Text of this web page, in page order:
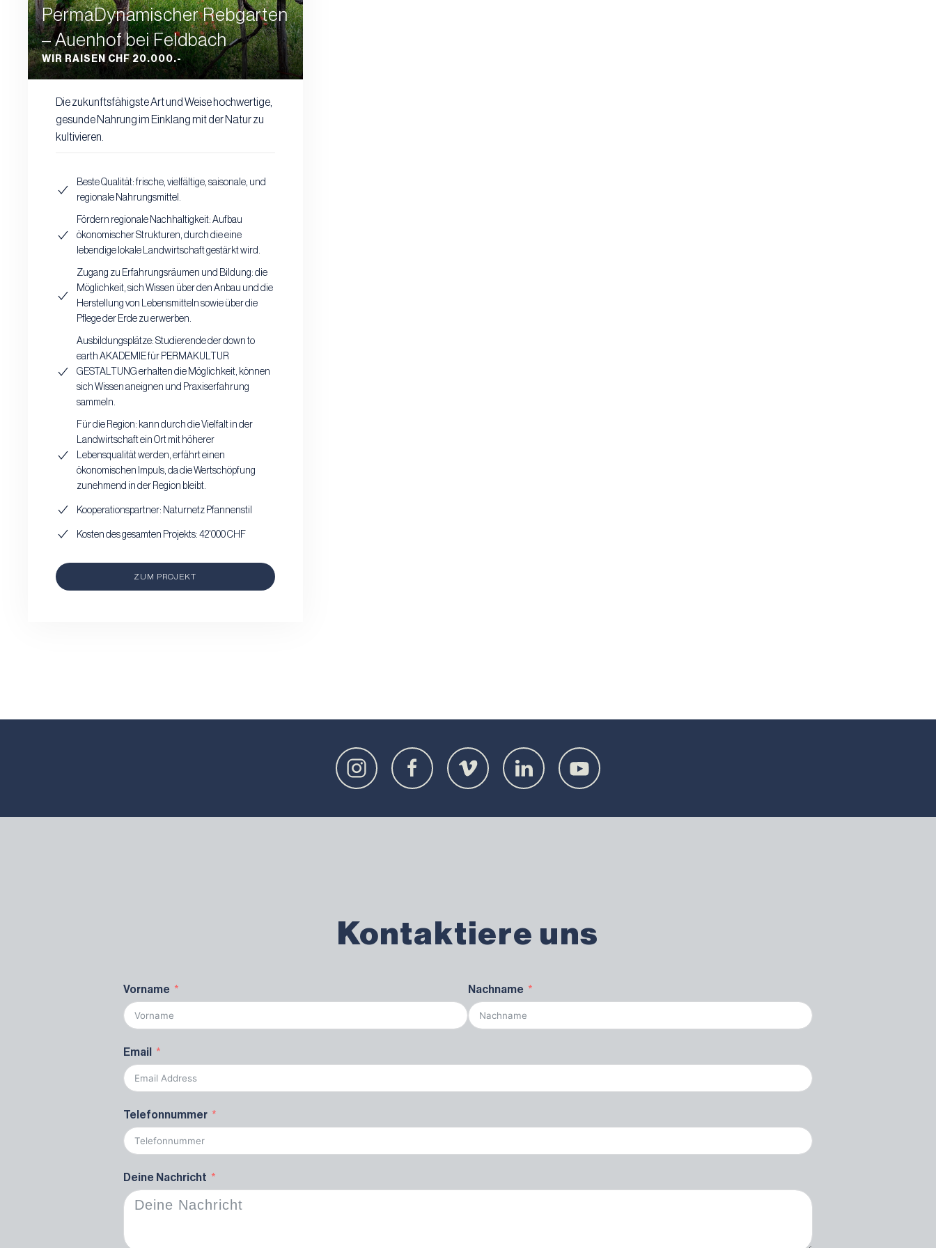
PermaDynamischer Rebgarten
– Auenhof bei Feldbach
WIR RAISEN CHF 20.000.-
Die zukunftsfähigste Art und Weise hochwertige,
gesunde Nahrung im Einklang mit der Natur zu
kultivieren.
Beste Qualität: frische, vielfältige, saisonale, und
regionale Nahrungsmittel.
Fördern regionale Nachhaltigkeit: Aufbau
ökonomischer Strukturen, durch die eine
lebendige lokale Landwirtschaft gestärkt wird.
Zugang zu Erfahrungsräumen und Bildung: die
Möglichkeit, sich Wissen über den Anbau und die
Herstellung von Lebensmitteln sowie über die
Pflege der Erde zu erwerben.
Ausbildungsplätze: Studierende der down to
earth AKADEMIE für PERMAKULTUR
GESTALTUNG erhalten die Möglichkeit, können
sich Wissen aneignen und Praxiserfahrung
sammeln.
Für die Region: kann durch die Vielfalt in der
Landwirtschaft ein Ort mit höherer
Lebensqualität werden, erfährt einen
ökonomischen Impuls, da die Wertschöpfung
zunehmend in der Region bleibt.
Kooperationspartner: Naturnetz Pfannenstil
Kosten des gesamten Projekts: 42'000 CHF
ZUM PROJEKT
Kontaktiere uns
Vorname Nachname
Email
Telefonnummer
Deine Nachricht